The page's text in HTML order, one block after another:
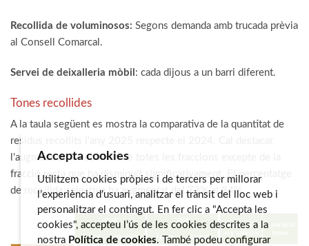
Recollida de voluminosos: Segons demanda amb trucada prèvia
al Consell Comarcal.
Servei de deixalleria mòbil : cada dijous a un barri diferent.
Tones recollides
A la taula següent es mostra la comparativa de la quantitat de
residus recollits l'any 2025 respecte el 2024. Cal destacar
l'augment de la recollida de totes les fraccions excepte de la
fracció resta que ha disminuït significativament. El percentatge
de recollida selectiva ha augmentat del 73% al 84%.
Accepta cookies
Utilitzem cookies pròpies i de tercers per millorar
l’experiència d’usuari, analitzar el trànsit del lloc web i
personalitzar el contingut. En fer clic a "Accepta les
cookies", accepteu l’ús de les cookies descrites a la
nostra Política de cookies. També podeu configurar